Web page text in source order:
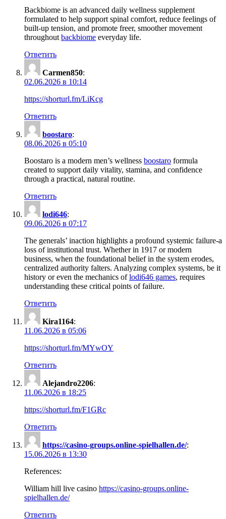
Backbiome is an advanced daily wellness supplement
formulated to help support spinal comfort, reduce feelings of
built-up tension, and promote freer, smoother movement
throughout backbiome everyday life.
Ответить
Carmen850:
02.06.2026 в 10:14
https://shorturl.fm/LiKcg
Ответить
boostaro:
08.06.2026 в 05:10
Boostaro is a modern men’s wellness boostaro formula
created to support daily vitality, stamina, and confidence
through a practical, natural routine.
Ответить
lodi646:
09.06.2026 в 07:17
The generals’ inaction highlights a profound systemic failure-a
loss of institutional trust. Whether in 1917 or modern
business, when the foundational belief in the system erodes,
centralized authority falters. Analyzing complex systems, be it
history or even the mechanics oflodi646 games, requires
understanding these critical points of failure.
Ответить
Kira1164:
11.06.2026 в 05:06
https://shorturl.fm/MYwOY
Ответить
Alejandro2206:
11.06.2026 в 18:25
https://shorturl.fm/F1GRc
Ответить
https://casino-groups.online-spielhallen.de/:
15.06.2026 в 13:30
References:
William hill live casino https://casino-groups.online-
spielhallen.de/
Ответить